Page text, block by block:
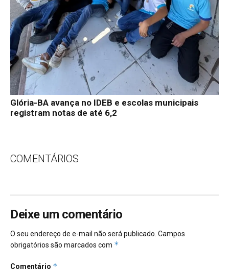
Glória-BA avança no IDEB e escolas municipais
registram notas de até 6,2
COMENTÁRIOS
Deixe um comentário
O seu endereço de e-mail não será publicado. Campos
obrigatórios são marcados com *
Comentário *